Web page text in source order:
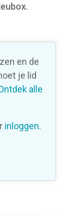
en de
je lid
alle
inloggen.